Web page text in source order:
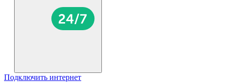
Подключить интернет